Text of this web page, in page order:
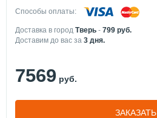
Способы оплаты:
Доставка в город Тверь - 799 руб.
Доставим до вас за 3 дня.
7569 руб.
ЗАКАЗАТЬ